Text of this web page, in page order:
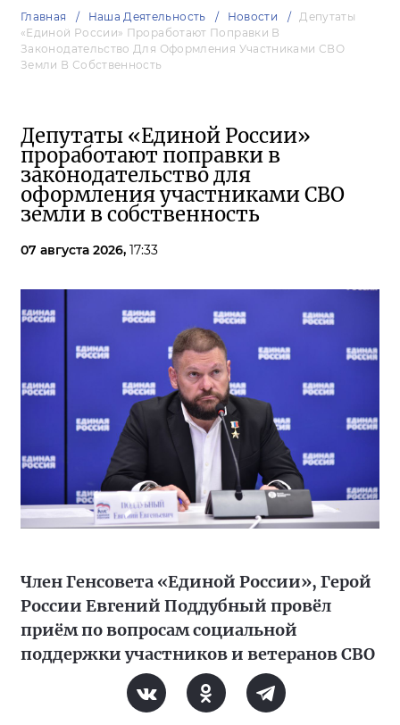
Главная Наша Деятельность Новости
Депутаты
«Единой России» Проработают Поправки В
Законодательство Для Оформления Участниками СВО
Земли В Собственность
Депутаты «Единой России»
проработают поправки в
законодательство для
оформления участниками СВО
земли в собственность
07 августа 2026, 17:33
Член Генсовета «Единой России», Герой
России Евгений Поддубный провёл
приём по вопросам социальной
поддержки участников и ветеранов СВО